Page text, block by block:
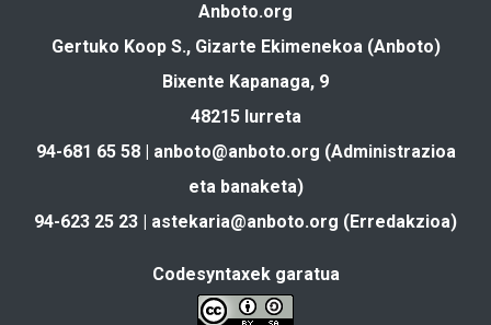
Anboto.org
Gertuko Koop S., Gizarte Ekimenekoa (Anboto)
Bixente Kapanaga, 9
48215 Iurreta
94-681 65 58 | anboto@anboto.org (Administrazioa
eta banaketa)
94-623 25 23 | astekaria@anboto.org (Erredakzioa)
Codesyntaxek garatua